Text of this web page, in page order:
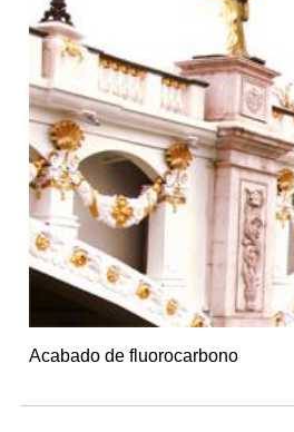
Acabado de fluorocarbono